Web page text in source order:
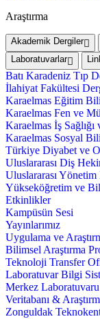
Araştırma
Akademik Dergiler
Laboratuvarlar
Batı Karadeniz Tıp
İlahiyat Fakültesi
Karaelmas Eğitim
Karaelmas Fen ve
Karaelmas İş
Karaelmas Sosyal
Türkiye Diyabet ve
Uluslararası Diş
Uluslararası
Yükseköğretim ve
Etkinlikler
Kampüsün Sesi
Yayınlarımız
Uygulama ve
Bilimsel Araştırma
Teknoloji Transfer
Laboratuvar Bilgi
Merkez
Veritabanı &
Zonguldak